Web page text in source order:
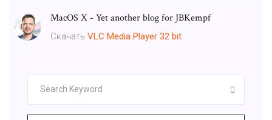
MacOS X - Yet another blog for JBKempf
Скачать VLC Media Player 32 bit